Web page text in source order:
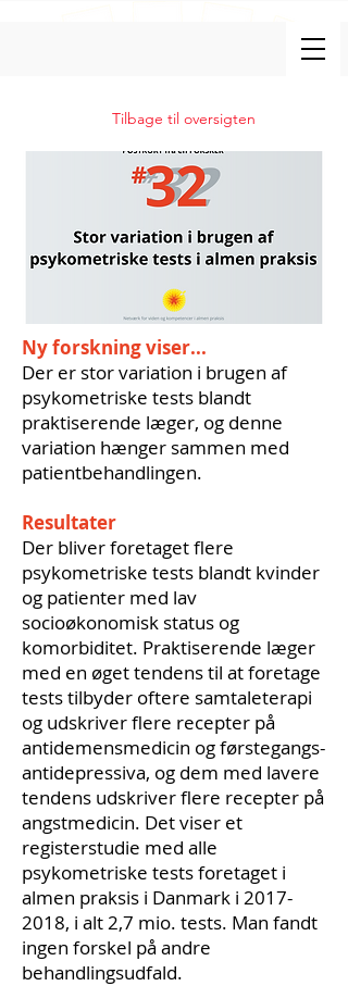
Tilbage til oversigten
Ny forskning viser...
Der er stor variation i brugen af
psykometriske tests blandt
praktiserende læger, og denne
variation hænger sammen med
patientbehandlingen.
Resultater
Der bliver foretaget flere
psykometriske tests blandt kvinder
og patienter med lav
socioøkonomisk status og
komorbiditet. Praktiserende læger
med en øget tendens til at foretage
tests tilbyder oftere samtaleterapi
og udskriver flere recepter på
antidemensmedicin og førstegangs-
antidepressiva, og dem med lavere
tendens udskriver flere recepter på
angstmedicin. Det viser et
registerstudie med alle
psykometriske tests foretaget i
almen praksis i Danmark i 2017-
2018, i alt 2,7 mio. tests. Man fandt
ingen forskel på andre
behandlingsudfald.